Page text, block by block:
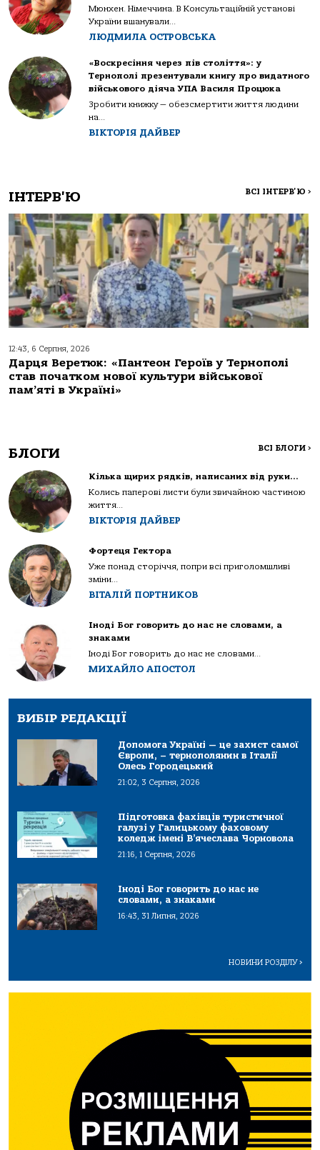
Мюнхен. Німеччина. В Консультаційній установі
України вшанували...
ЛЮДМИЛА ОСТРОВСЬКА
«Воскресіння через пів століття»: у
Тернополі презентували книгу про видатного
військового діяча УПА Василя Процюка
Зробити книжку — обезсмертити життя людини
на...
ВІКТОРІЯ ДАЙВЕР
ІНТЕРВ'Ю ВСІ ІНТЕРВ'Ю >
12:43, 6 Серпня, 2026
Дарця Веретюк: «Пантеон Героїв у Тернополі
став початком нової культури військової
пам’яті в Україні»
БЛОГИ ВСІ БЛОГИ >
Кілька щирих рядків, написаних від руки…
Колись паперові листи були звичайною частиною
життя...
ВІКТОРІЯ ДАЙВЕР
Фортеця Гектора
Уже понад сторіччя, попри всі приголомшливі
зміни...
ВІТАЛІЙ ПОРТНИКОВ
Іноді Бог говорить до нас не словами, а
знаками
Іноді Бог говорить до нас не словами...
МИХАЙЛО АПОСТОЛ
ВИБІР РЕДАКЦІЇ
Допомога Україні — це захист самої
Європи, – тернополянин в Італії
Олесь Городецький
21:02, 3 Серпня, 2026
Підготовка фахівців туристичної
галузі у Галицькому фаховому
коледж імені В’ячеслава Чорновола
21:16, 1 Серпня, 2026
Іноді Бог говорить до нас не
словами, а знаками
16:43, 31 Липня, 2026
НОВИНИ РОЗДІЛУ>